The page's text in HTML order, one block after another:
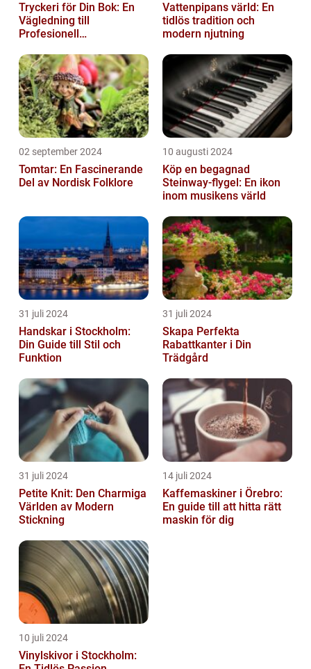
Tryckeri för Din Bok: En
Vägledning till
Profesionell
Vattenpipans värld: En
tidlös tradition och
modern njutning
02 september 2024
Tomtar: En Fascinerande
Del av Nordisk Folklore
10 augusti 2024
Köp en begagnad
Steinway-flygel: En ikon
inom musikens värld
31 juli 2024
Handskar i Stockholm:
Din Guide till Stil och
Funktion
31 juli 2024
Skapa Perfekta
Rabattkanter i Din
Trädgård
31 juli 2024
Petite Knit: Den Charmiga
Världen av Modern
Stickning
14 juli 2024
Kaffemaskiner i Örebro:
En guide till att hitta rätt
maskin för dig
10 juli 2024
Vinylskivor i Stockholm: